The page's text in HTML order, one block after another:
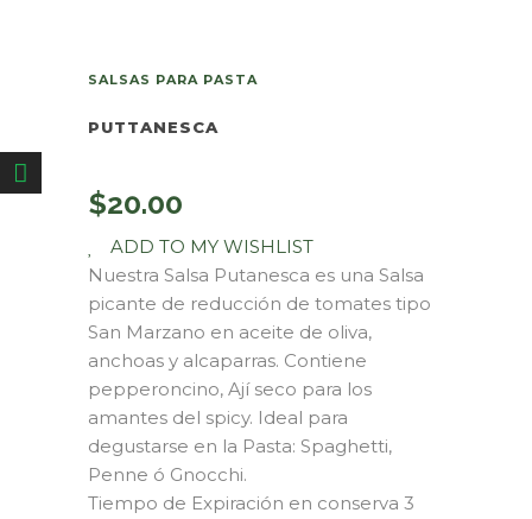
SALSAS PARA PASTA
PUTTANESCA
$20.00
ADD TO MY WISHLIST
Nuestra Salsa Putanesca es una Salsa
picante de reducción de tomates tipo
San Marzano en aceite de oliva,
anchoas y alcaparras. Contiene
pepperoncino, Ají seco para los
amantes del spicy. Ideal para
degustarse en la Pasta: Spaghetti,
Penne ó Gnocchi.
Tiempo de Expiración en conserva 3